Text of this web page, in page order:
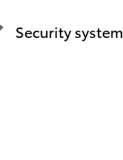
Security system